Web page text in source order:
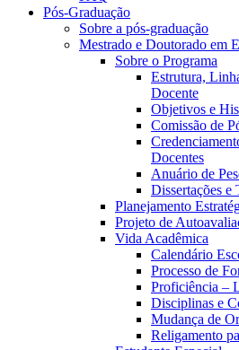
Pós-Graduação
Sobre a pós-graduação
Mestrado e Doutorado em
Sobre o Programa
Estrutura,
Docente
Objetivos e
Comissão de
Docentes
Anuário de
Dissertações e
Planejamento
Projeto de
Vida Acadêmica
Calendário
Processo de
Proficiência –
Disciplinas e
Mudança de
Religamento